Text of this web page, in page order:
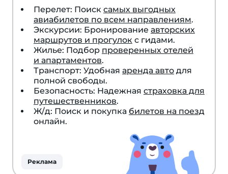
Перелет: Поиск самых выгодных
авиабилетов по всем направлениям.
Экскурсии: Бронирование авторских
маршрутов и прогулок с гидами.
Жилье: Подбор проверенных отелей
и апартаментов.
Транспорт: Удобная аренда авто для
полной свободы.
Безопасность: Надежная страховка для
путешественников.
Ж/д: Поиск и покупка билетов на поезд
онлайн.
Реклама